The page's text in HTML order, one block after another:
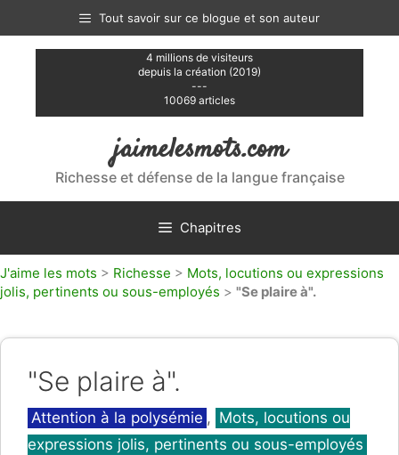
contenu
Tout savoir sur ce blogue et son auteur
4 millions de visiteurs
depuis la création (2019)
---
10069 articles
jaimelesmots.com
Richesse et défense de la langue française
Chapitres
J'aime les mots > Richesse > Mots, locutions ou expressions
jolis, pertinents ou sous-employés > "Se plaire à".
"Se plaire à".
Catégories
Attention à la polysémie , Mots, locutions ou
expressions jolis, pertinents ou sous-employés